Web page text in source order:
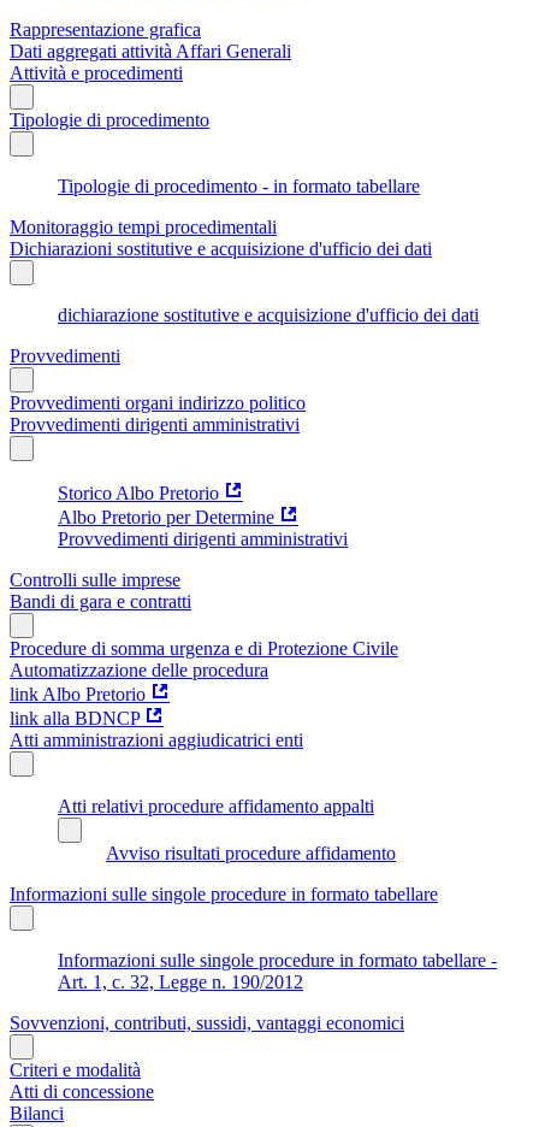
Rappresentazione grafica
Dati aggregati attività Affari Generali
Attività e procedimenti
Tipologie di procedimento
Tipologie di procedimento - in formato tabellare
Monitoraggio tempi procedimentali
Dichiarazioni sostitutive e acquisizione d'ufficio dei dati
dichiarazione sostitutive e acquisizione d'ufficio dei dati
Provvedimenti
Provvedimenti organi indirizzo politico
Provvedimenti dirigenti amministrativi
Storico Albo Pretorio
Albo Pretorio per Determine
Provvedimenti dirigenti amministrativi
Controlli sulle imprese
Bandi di gara e contratti
Procedure di somma urgenza e di Protezione Civile
Automatizzazione delle procedura
link Albo Pretorio
link alla BDNCP
Atti amministrazioni aggiudicatrici enti
Atti relativi procedure affidamento appalti
Avviso risultati procedure affidamento
Informazioni sulle singole procedure in formato tabellare
Informazioni sulle singole procedure in formato tabellare -
Art. 1, c. 32, Legge n. 190/2012
Sovvenzioni, contributi, sussidi, vantaggi economici
Criteri e modalità
Atti di concessione
Bilanci